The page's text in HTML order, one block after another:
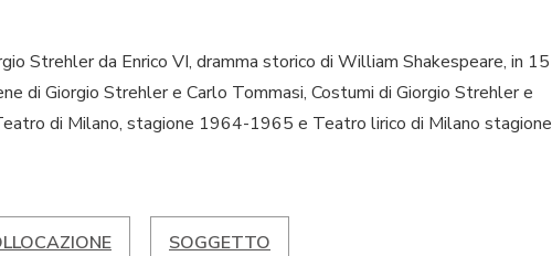
Strehler da Enrico VI, dramma storico di William Shakespeare, in 15
di Giorgio Strehler e Carlo Tommasi, Costumi di Giorgio Strehler e
di Milano, stagione 1964-1965 e Teatro lirico di Milano stagione
SOGGETTO